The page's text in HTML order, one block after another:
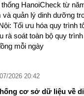
HanoiCheck từ
và quản lý dinh dưỡng
Tối ưu hóa quy trình
rà soát toàn bộ quy
mỗi ngày
2026 20:42
cơ sở dữ liệu về